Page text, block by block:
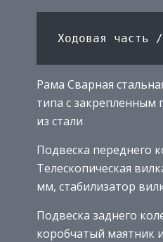
Рама Сварная
типа с
из стали
Подвеска переднего
Телескопическая
мм, стабилизатор
Подвеска заднего
коробчатый маятник